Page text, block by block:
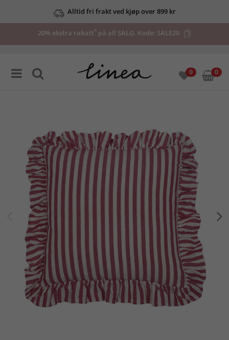
Alltid fri frakt ved kjøp over 899 kr
20% ekstra rabatt* på all SALG. Kode: SALE20
0 0